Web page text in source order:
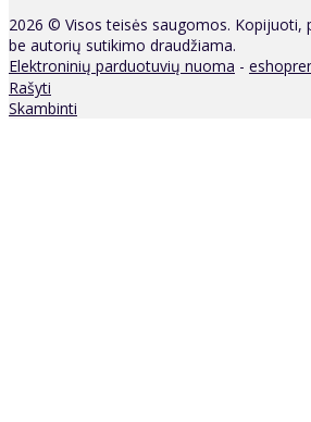
2026 © Visos teisės saugomos. Kopijuoti,
be autorių sutikimo draudžiama.
Elektroninių parduotuvių nuoma -
Rašyti
Skambinti